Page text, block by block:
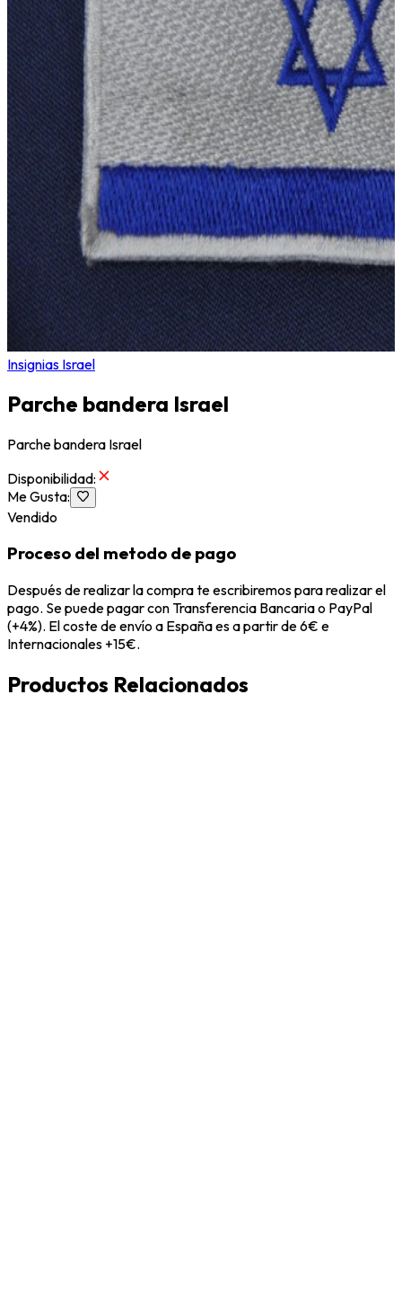
Insignias Israel
Parche bandera Israel
Parche bandera Israel
Disponibilidad:
Me Gusta:
Vendido
Proceso del metodo de pago
Después de realizar la compra te escribiremos para realizar el
pago. Se puede pagar con Transferencia Bancaria o PayPal
(+4%). El coste de envío a España es a partir de 6€ e
Internacionales +15€.
Productos Relacionados